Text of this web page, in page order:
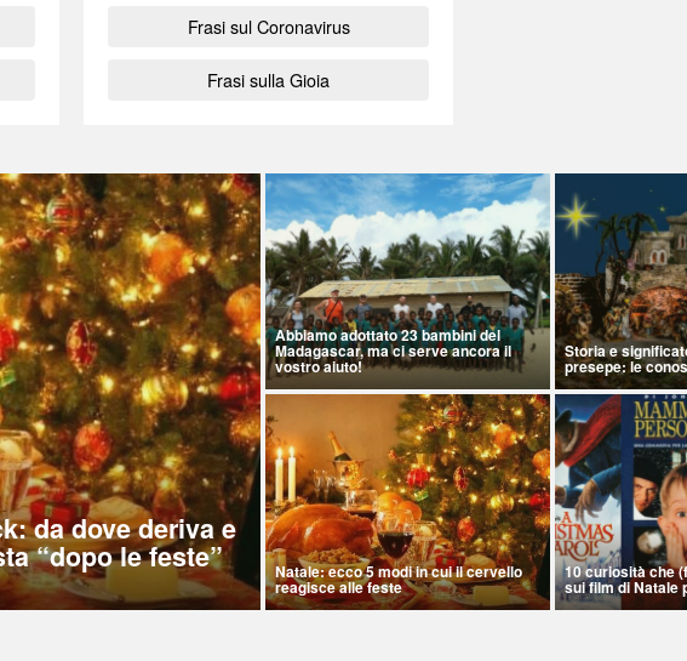
Frasi sul Coronavirus
Frasi sulla Gioia
da dove deriva e
“dopo le feste”
Abbiamo adottato 23 bambini del
Madagascar, ma ci serve ancora il
vostro aiuto!
Storia e
presepe: le
Natale: ecco 5 modi in cui il cervello
reagisce alle feste
10 curiosità che
sui film di Natale